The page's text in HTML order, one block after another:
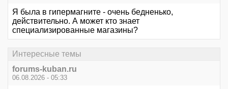
Я была в гипермагните - очень бедненько,
действительно. А может кто знает
специализированные магазины?
Интересные темы
forums-kuban.ru
06.08.2026 - 05:33